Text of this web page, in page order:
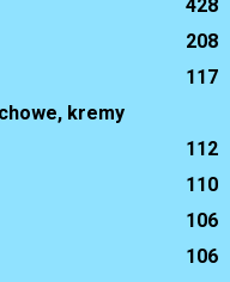
428
208
117
kremy
112
110
106
106